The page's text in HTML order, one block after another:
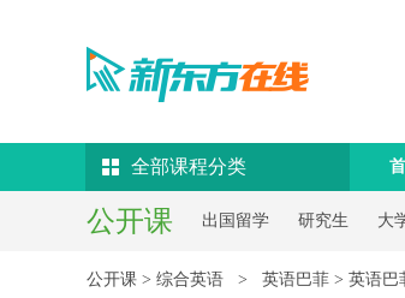
全部课程分类
公开课 出国留学 研究生 大
公开课 > 综合英语 > 英语巴菲 > 英语巴